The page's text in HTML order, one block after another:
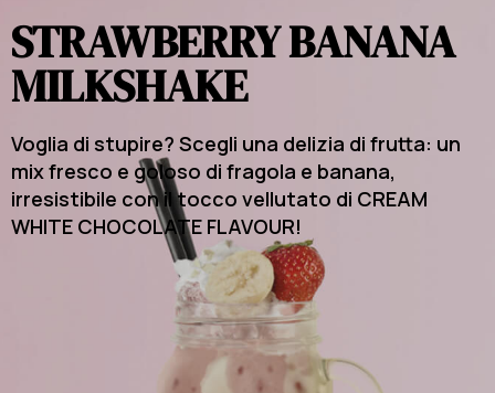
STRAWBERRY BANANA
MILKSHAKE
Voglia di stupire? Scegli una delizia di frutta: un
mix fresco e goloso di fragola e banana,
irresistibile con il tocco vellutato di CREAM
WHITE CHOCOLATE FLAVOUR!